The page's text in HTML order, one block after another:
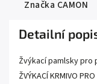
Značka CAMON
Detailní
Žvýkací pamlsky pro
ŽVÝKACÍ KRMIVO